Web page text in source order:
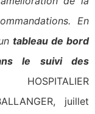
En
tableau de bord
le suivi des
HOSPITALIER
juillet